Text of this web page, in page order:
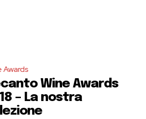
Awards
Wine Awards
– La nostra